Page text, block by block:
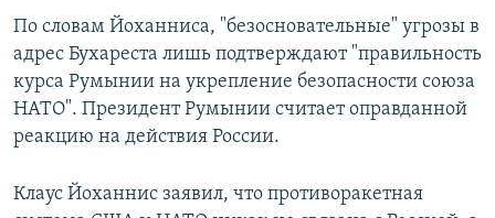
По словам Йоханниса, "безосновательные" угрозы в
адрес Бухареста лишь подтверждают "правильность
курса Румынии на укрепление безопасности союза
НАТО". Президент Румынии считает оправданной
реакцию на действия России.
Клаус Йоханнис заявил, что противоракетная